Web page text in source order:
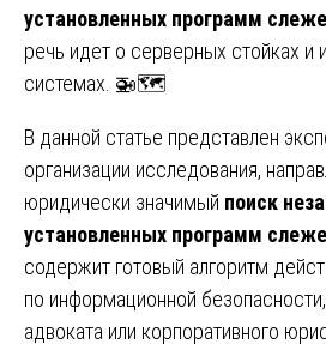
установленных программ
речь идет о серверных стойках и
системах. 🚁🗺️
В данной статье представлен
организации исследования,
юридически значимый поиск
установленных программ
содержит готовый алгоритм
по информационной
адвоката или корпоративного